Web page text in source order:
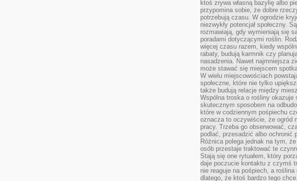
ktoś zrywa własną bazylię albo
przypomina sobie, że dobre
potrzebują czasu. W ogrodzie
niezwykły potencjał społeczny.
rozmawiają, gdy wymieniają się
poradami dotyczącymi roślin.
więcej czasu razem, kiedy
rabaty, budują karmnik czy
nasadzenia. Nawet najmniejsza
może stawać się miejscem
W wielu miejscowościach
społeczne, które nie tylko
także budują relacje między
Wspólna troska o rośliny okazuje
skutecznym sposobem na
które w codziennym pośpiechu
oznacza to oczywiście, że ogród
pracy. Trzeba go obserwować,
podlać, przesadzić albo ochronić
Różnica polega jednak na tym,
osób przestaje traktować te
Stają się one rytuałem, który
daje poczucie kontaktu z czymś
nie reaguje na pośpiech, a roślina
dlatego, że ktoś bardzo tego